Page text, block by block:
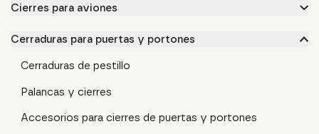
Cierres para aviones
Cerraduras para puertas y portones
Cerraduras de pestillo
Palancas y cierres
Accesorios para cierres de puertas y portones